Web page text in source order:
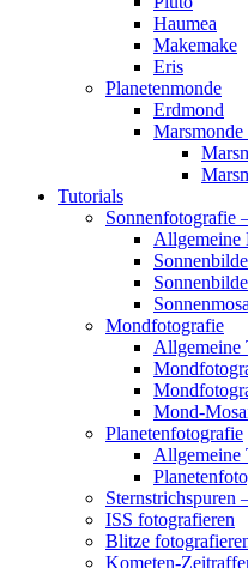
Haumea
Makemake
Eris
Planetenmonde
Erdmond
Tutorials
Sonnenfotografie
Allgemeine
Mondfotografie
Allgemeine
Mond-
Planetenfotografie
Allgemeine
Sternstrichspuren
ISS fotografieren
Blitze
Kometen-